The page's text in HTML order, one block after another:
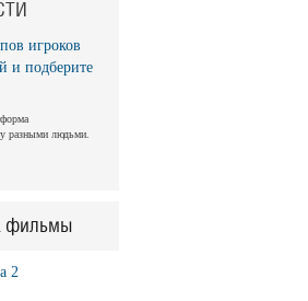
игроков
и подберите
разными людьми.
фильмы
2